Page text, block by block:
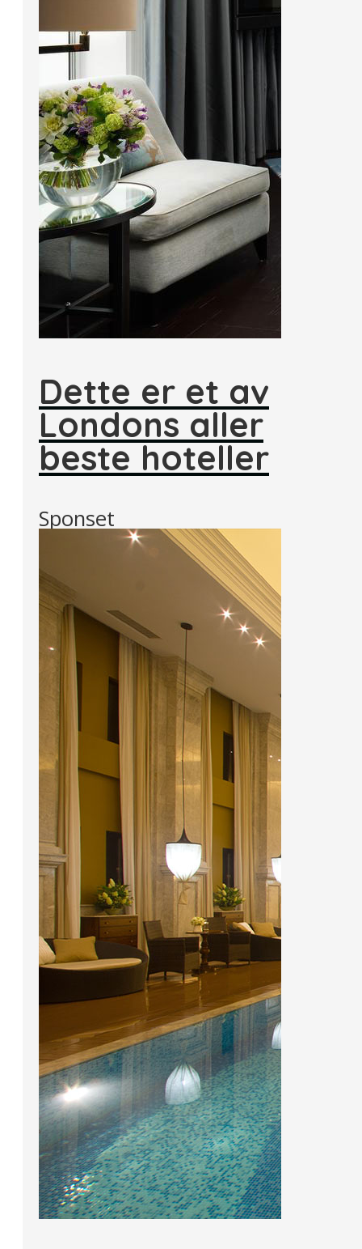
Dette er et av
Londons aller
beste hoteller
Sponset